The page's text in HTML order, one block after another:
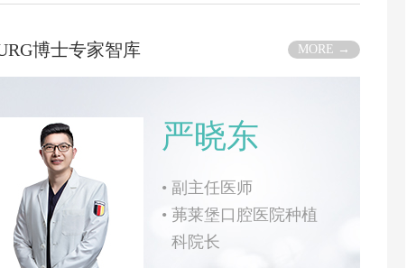
博士专家智库 MORE →
严晓东
• 副主任医师
• 茀莱堡口腔医院种植
科院长